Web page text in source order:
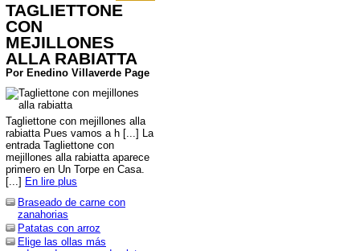
TAGLIETTONE
CON
MEJILLONES
ALLA RABIATTA
Por Enedino Villaverde Page
Tagliettone con mejillones alla
rabiatta Pues vamos a h [...] La
entrada Tagliettone con
mejillones alla rabiatta aparece
primero en Un Torpe en Casa.
[...] En lire plus
Braseado de carne con
zanahorias
Patatas con arroz
Elige las ollas más